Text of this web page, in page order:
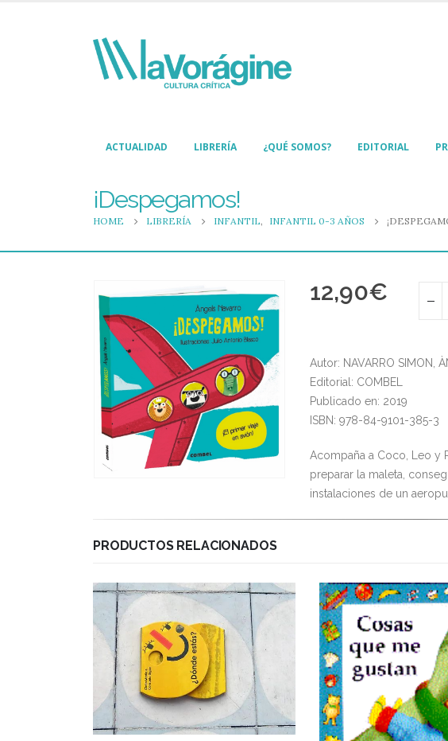
ACTUALIDAD LIBRERÍA ¿QUÉ SOMOS? EDITORIAL
¡Despegamos!
HOME LIBRERÍA INFANTIL, INFANTIL 0-3 AÑOS
12,90€
Autor: NAVARRO SIMON,
Editorial: COMBEL
Publicado en: 2019
ISBN: 978-84-9101-385-3
Acompaña a Coco, Leo y
preparar la maleta,
instalaciones de un
PRODUCTOS RELACIONADOS